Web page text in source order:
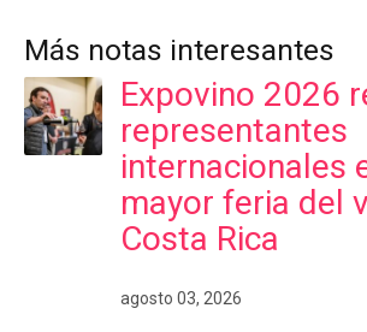
Más notas interesantes
Expovino 2026
representantes
internacionales
mayor feria del
Costa Rica
agosto 03, 2026